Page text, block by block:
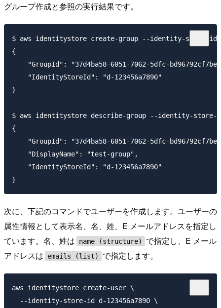
グループ作成と参照の実行結果です。
$ aws identitystore create-group --identity-store-id
{
"GroupId": "37d4ba58-6051-7062-5dfc-
    "IdentityStoreId": "d-123456a7890"
}
$ aws identitystore describe-group --identity-store-id
{
"GroupId": "37d4ba58-6051-7062-5dfc-
    "DisplayName": "test-group",
    "IdentityStoreId": "d-123456a7890"
次に、下記のコマンドでユーザーを作成します。ユーザーの
属性情報として表示名、名、姓、E メールアドレスを指定し
ています。名、姓は
name (structure)
で指定し、E メール
アドレスは
emails (list) で指定します。
aws identitystore create-user \
  --identity-store-id d-123456a7890 \